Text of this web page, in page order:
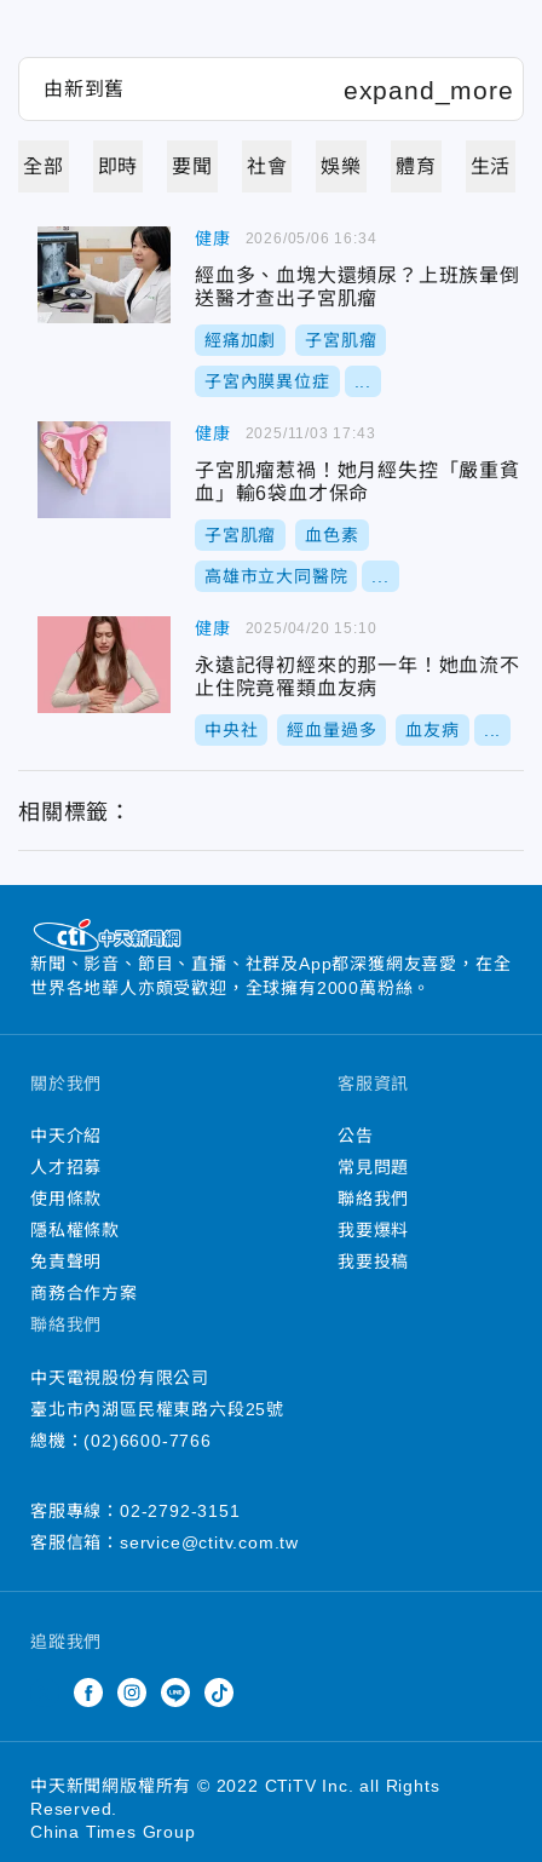
全部 即時 要聞 社會 娛樂 體育 生活
健康
經血多、血塊大還頻尿？上班族暈倒
送醫才查出子宮肌瘤
經痛加劇 子宮肌瘤
子宮內膜異位症
2026/05/06 16:34
健康
子宮肌瘤惹禍！她月經失控「嚴重貧
血」輸6袋血才保命
子宮肌瘤 血色素
高雄市立大同醫院
2025/11/03 17:43
健康
永遠記得初經來的那一年！她血流不
止住院竟罹類血友病
中央社 經血量過多 血友病
2025/04/20 15:10
相關標籤：
新聞、影音、節目、直播、社群及App都深獲網友喜愛，在全
世界各地華人亦頗受歡迎，全球擁有2000萬粉絲。
追蹤我們
關於我們
中天介紹
人才招募
使用條款
隱私權條款
免責聲明
商務合作方案
客服資訊
公告
常見問題
聯絡我們
我要爆料
我要投稿
聯絡我們
中天電視股份有限公司
臺北市內湖區民權東路六段25號
總機：(02)6600-7766
客服專線： 02-2792-3151
客服信箱： service@ctitv.com.tw
中天新聞網版權所有 © 2022 CTiTV Inc. all Rights
Reserved.
China Times Group